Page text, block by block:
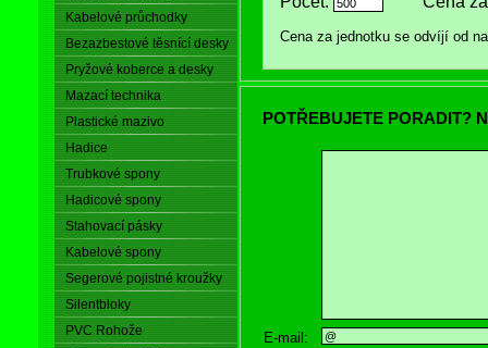
Kabelové průchodky
Bezazbestové těsnící desky
Pryžové koberce a desky
Mazací technika
Plastické mazivo
Hadice
Trubkové spony
Hadicové spony
Stahovací pásky
Kabelové spony
Segerové pojistné kroužky
Silentbloky
PVC Rohože
Cena za jednotku se odvíjí od
POTŘEBUJETE PORADIT?
E-mail: